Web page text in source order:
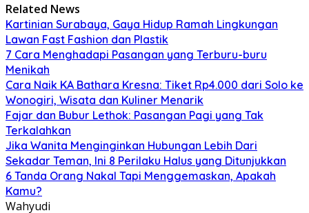
Related News
Kartinian Surabaya, Gaya Hidup Ramah Lingkungan
Lawan Fast Fashion dan Plastik
7 Cara Menghadapi Pasangan yang Terburu-buru
Menikah
Cara Naik KA Bathara Kresna: Tiket Rp4.000 dari Solo ke
Wonogiri, Wisata dan Kuliner Menarik
Fajar dan Bubur Lethok: Pasangan Pagi yang Tak
Terkalahkan
Jika Wanita Menginginkan Hubungan Lebih Dari
Sekadar Teman, Ini 8 Perilaku Halus yang Ditunjukkan
6 Tanda Orang Nakal Tapi Menggemaskan, Apakah
Kamu?
Wahyudi